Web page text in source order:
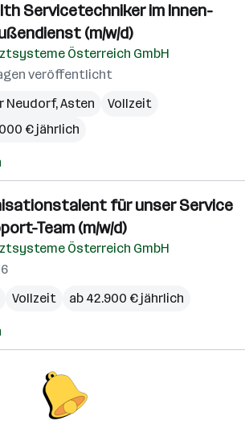
Servicetechniker im Innen-
(m/w/d)
Österreich GmbH
veröffentlicht
Neudorf,Asten
Vollzeit
€ jährlich
für unser Service
Team (m/w/d)
Österreich GmbH
Vollzeit ab 42.900 € jährlich